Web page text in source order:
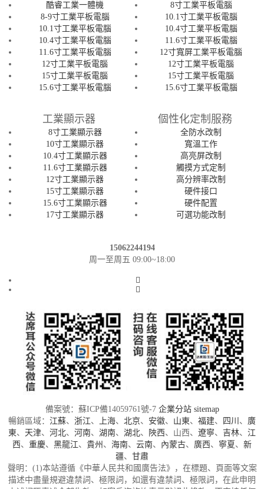
酷睿工業一體機
8-9寸工業平板電腦
10.1寸工業平板電腦
10.4寸工業平板電腦
11.6寸工業平板電腦
12寸工業平板電腦
15寸工業平板電腦
15.6寸工業平板電腦
8寸工業平板電腦
10.1寸工業平板電腦
10.4寸工業平板電腦
11.6寸工業平板電腦
12寸寬屏工業平板電腦
12寸工業平板電腦
15寸工業平板電腦
15.6寸工業平板電腦
工業顯示器
8寸工業顯示器
10寸工業顯示器
10.4寸工業顯示器
11.6寸工業顯示器
12寸工業顯示器
15寸工業顯示器
15.6寸工業顯示器
17寸工業顯示器
個性化定制服務
全防水改制
寬溫工作
高亮屏改制
觸摸方式定制
高分辨率改制
硬件接口
硬件配置
可選功能改制
15062244194
周一至周五 09:00~18:00
備案號：蘇ICP備14059761號-7 企業分站 sitemap
暢銷區域： 江蘇、 浙江、 上海、 北京、 安徽、 山東、 福建、 四川 、 廣
東、 天津、 河北、 河南、 湖南、 湖北、 陜西、山西、 遼寧、 吉林、 江
西、 重慶、 黑龍江、 貴州 、 海南、 云南、 內蒙古、 廣西、 寧夏 、 新
疆、 甘肅
聲明：(1)本站遵循《中華人民共和國廣告法》，在標題、頁面等文案
描述中盡量規避違禁詞、極限詞，如還有違禁詞、極限詞，在此申明